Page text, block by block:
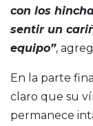
con los
sentir un
equipo”,
En la parte
claro que su
permanece